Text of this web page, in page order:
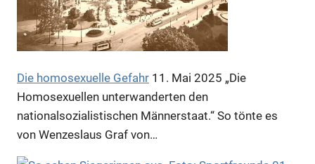
Die homosexuelle Gefahr 11. Mai 2025 „Die
Homosexuellen unterwanderten den
nationalsozialistischen Männerstaat.“ So tönte es
von Wenzeslaus Graf von…